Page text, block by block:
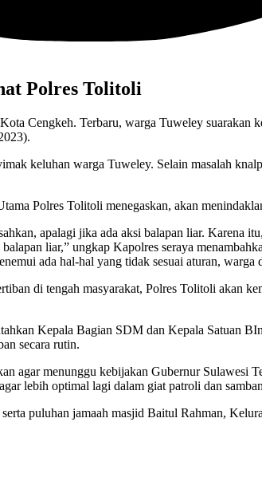
Polres Tolitoli
Cengkeh. Terbaru, warga Tuweley
keluhan warga Tuweley. Selain masalah
Polres Tolitoli menegaskan, akan
apalagi jika ada aksi balapan liar. Karena
liar,” ungkap Kapolres seraya
ada hal-hal yang tidak sesuai aturan, warga
di tengah masyarakat, Polres Tolitoli akan
Kepala Bagian SDM dan Kepala Satuan
secara rutin.
agar menunggu kebijakan Gubernur
lebih optimal lagi dalam giat patroli dan
puluhan jamaah masjid Baitul Rahman,